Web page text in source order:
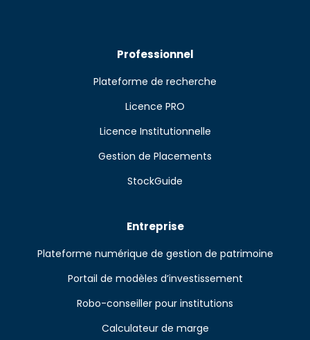
Professionnel
Plateforme de recherche
Licence PRO
Licence Institutionnelle
Gestion de Placements
StockGuide
Entreprise
Plateforme numérique de gestion de patrimoine
Portail de modèles d’investissement
Robo-conseiller pour institutions
Calculateur de marge